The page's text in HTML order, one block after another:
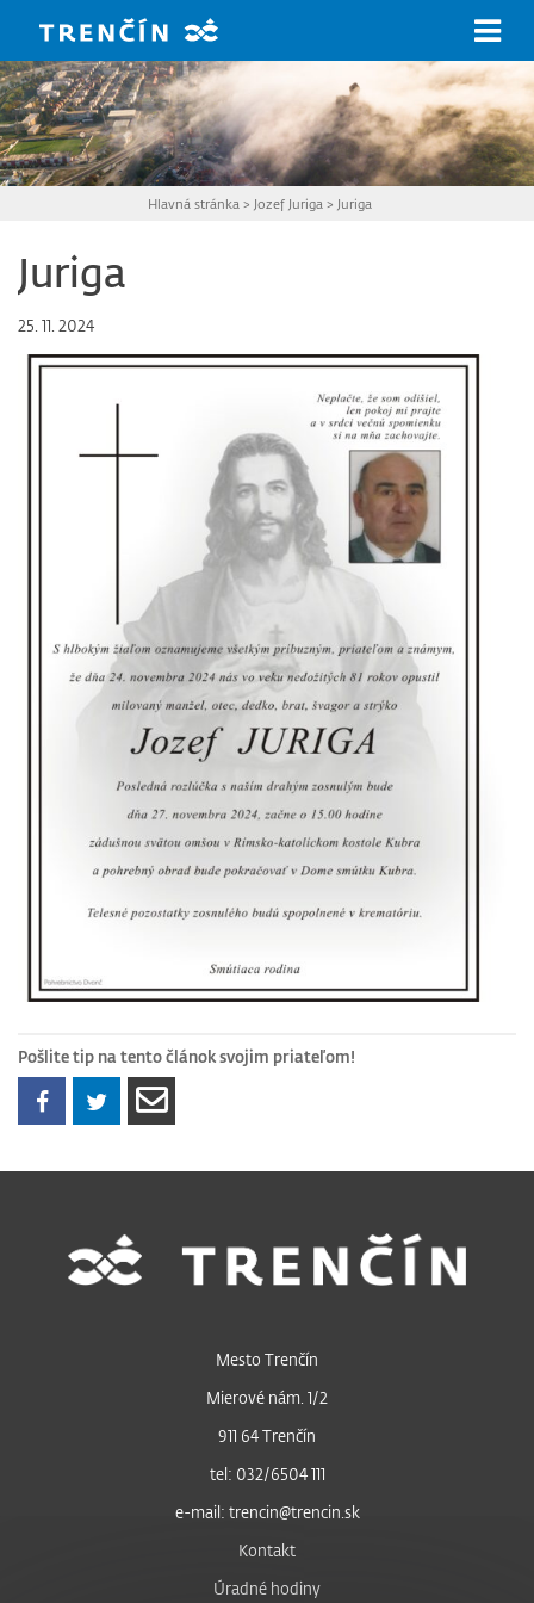
Hlavná stránka > Jozef Juriga > Juriga
Juriga
25. 11. 2024
Pošlite tip na tento článok svojim priateľom!
Mesto Trenčín
Mierové nám. 1/2
911 64 Trenčín
tel: 032/6504 111
e-mail: trencin@trencin.sk
Kontakt
Úradné hodiny